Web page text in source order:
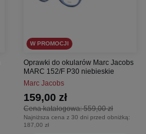
W PROMOCJI
Oprawki do okularów Marc Jacobs
MARC 152/F P30 niebieskie
Marc Jacobs
Cena katalogowa:559,00 zł
159,00 zł
Najniższa cena z 30 dni przed obniżką:
187,00 zł